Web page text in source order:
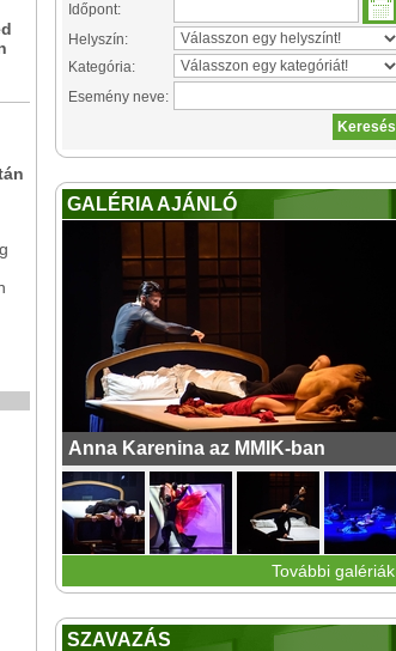
Időpont:
Helyszín:
Kategória:
Esemény neve:
GALÉRIA AJÁNLÓ
Anna Karenina az MMIK-ban
További galériák
SZAVAZÁS